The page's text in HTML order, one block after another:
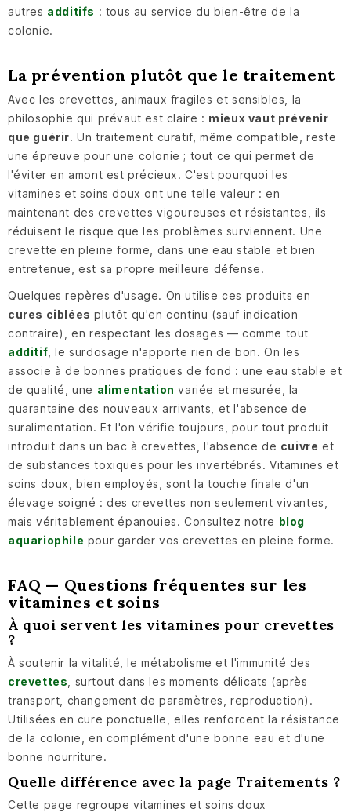
autres additifs : tous au service du bien-être de la
colonie.
La prévention plutôt que le traitement
Avec les crevettes, animaux fragiles et sensibles, la
philosophie qui prévaut est claire : mieux vaut prévenir
que guérir. Un traitement curatif, même compatible, reste
une épreuve pour une colonie ; tout ce qui permet de
l'éviter en amont est précieux. C'est pourquoi les
vitamines et soins doux ont une telle valeur : en
maintenant des crevettes vigoureuses et résistantes, ils
réduisent le risque que les problèmes surviennent. Une
crevette en pleine forme, dans une eau stable et bien
entretenue, est sa propre meilleure défense.
Quelques repères d'usage. On utilise ces produits en
cures ciblées plutôt qu'en continu (sauf indication
contraire), en respectant les dosages — comme tout
additif , le surdosage n'apporte rien de bon. On les
associe à de bonnes pratiques de fond : une eau stable et
de qualité, une alimentation variée et mesurée, la
quarantaine des nouveaux arrivants, et l'absence de
suralimentation. Et l'on vérifie toujours, pour tout produit
introduit dans un bac à crevettes, l'absence de cuivre et
de substances toxiques pour les invertébrés. Vitamines et
soins doux, bien employés, sont la touche finale d'un
élevage soigné : des crevettes non seulement vivantes,
mais véritablement épanouies. Consultez notre blog
aquariophile pour garder vos crevettes en pleine forme.
FAQ — Questions fréquentes sur les
vitamines et soins
À quoi servent les vitamines pour crevettes
?
À soutenir la vitalité, le métabolisme et l'immunité des
crevettes , surtout dans les moments délicats (après
transport, changement de paramètres, reproduction).
Utilisées en cure ponctuelle, elles renforcent la résistance
de la colonie, en complément d'une bonne eau et d'une
bonne nourriture.
Quelle différence avec la page Traitements ?
Cette page regroupe vitamines et soins doux